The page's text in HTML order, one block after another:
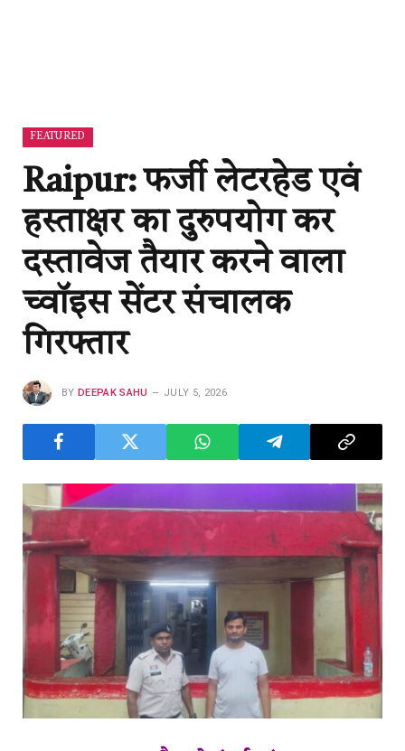
FEATURED
Raipur: फर्जी लेटरहेड एवं
हस्ताक्षर का दुरुपयोग कर
दस्तावेज तैयार करने वाला
च्वॉइस सेंटर संचालक
गिरफ्तार
BY DEEPAK SAHU JULY 5, 2026